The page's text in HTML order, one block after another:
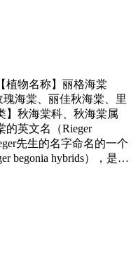
【植物名称】丽格海棠
瑰海棠、丽佳秋海棠、里
海棠科、秋海棠属
文名（Rieger
先生的名字命名的一个
begonia hybrids），是…